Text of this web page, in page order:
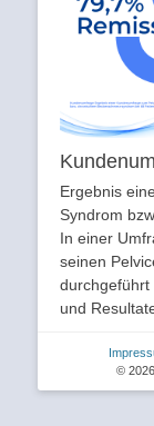
Ergebnis
Syndrom
In einer
seinen
durchgeführt
und
©